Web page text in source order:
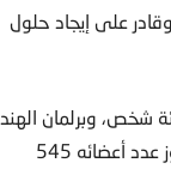
على إيجاد حلول
شخص، وبرلمان الهند
التي يقترب عدد سكانها من المليار ونصف مليار نسمة وبها ما يقترب من تسعمئة مليون ناخب لا يتجاوز عدد أعضائه 545